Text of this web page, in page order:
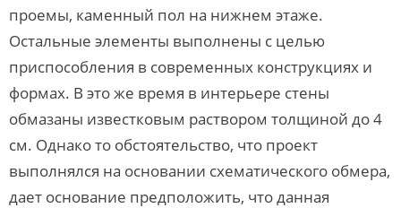
проемы, каменный пол на нижнем этаже.
Остальные элементы выполнены с целью
приспособления в современных конструкциях и
формах. В это же время в интерьере стены
обмазаны известковым раствором толщиной до 4
см. Однако то обстоятельство, что проект
выполнялся на основании схематического обмера,
дает основание предположить, что данная